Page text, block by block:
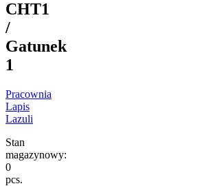
CHT1
/
Gatunek
1
Pracownia
Lapis
Lazuli
Stan
magazynowy:
0
pcs.